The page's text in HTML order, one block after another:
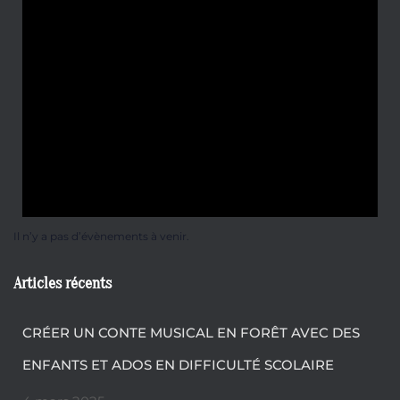
Il n’y a pas d’évènements à venir.
Articles récents
CRÉER UN CONTE MUSICAL EN FORÊT AVEC DES
ENFANTS ET ADOS EN DIFFICULTÉ SCOLAIRE